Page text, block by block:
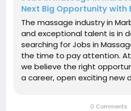
Next Big Opportunity with
The massage industry in
and exceptional talent is in
searching for Jobs in
the time to pay attention. At
we believe the right
a career, open exciting new
0 Comments